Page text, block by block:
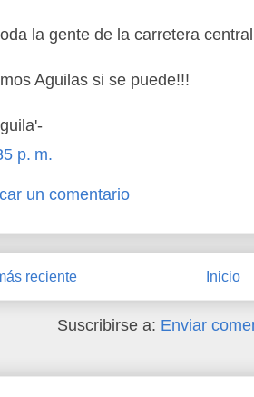
la gente de la carretera
Aguilas si se puede!!!
p. m.
un comentario
reciente Inicio
Suscribirse a: Enviar